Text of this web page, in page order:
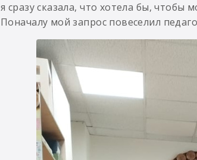
я сразу сказала, что хотела бы, чтобы
Поначалу мой запрос повеселил